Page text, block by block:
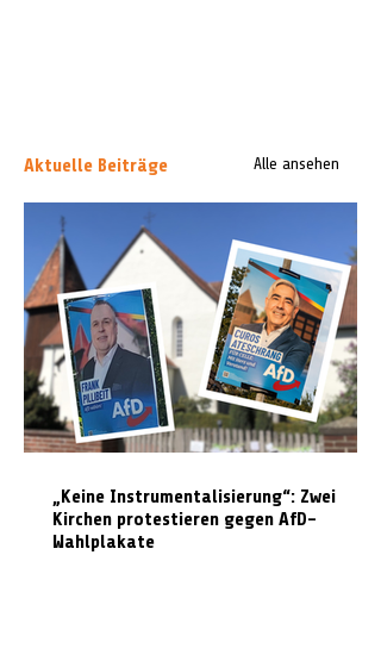
Aktuelle Beiträge Alle ansehen
„Keine Instrumentalisierung“: Zwei
Kirchen protestieren gegen AfD-
Wahlplakate